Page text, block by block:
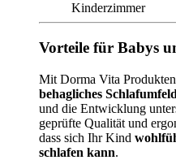
Kinderzimmer
Vorteile für Babys
Mit Dorma Vita
behagliches Schlafumfeld
und die Entwicklung
geprüfte Qualität und
dass sich Ihr Kind
schlafen kann.